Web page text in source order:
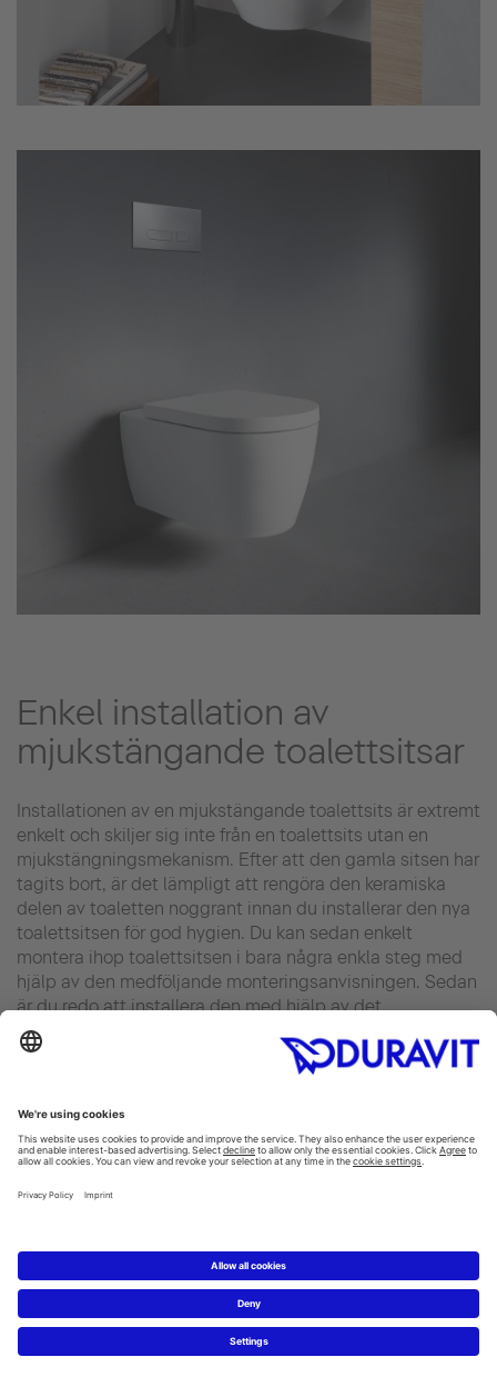
Enkel installation av
mjukstängande toalettsitsar
Installationen av en mjukstängande toalettsits är extremt
enkelt och skiljer sig inte från en toalettsits utan en
mjukstängningsmekanism. Efter att den gamla sitsen har
tagits bort, är det lämpligt att rengöra den keramiska
delen av toaletten noggrant innan du installerar den nya
toalettsitsen för god hygien. Du kan sedan enkelt
montera ihop toalettsitsen i bara några enkla steg med
hjälp av den medföljande monteringsanvisningen. Sedan
är du redo att installera den med hjälp av det
medföljande monteringsmaterialet.
en gummiring mellan keramiken och gångjärnsplattan.
En mjukstängande toalettsits har många fördelar. När du
väl har vant dig vid den här bekvämlighetsnivån är det
hjälper dig att göra ett djärvt visuellt uttalande och ge
varje badrum den speciella touch det förtjänar.